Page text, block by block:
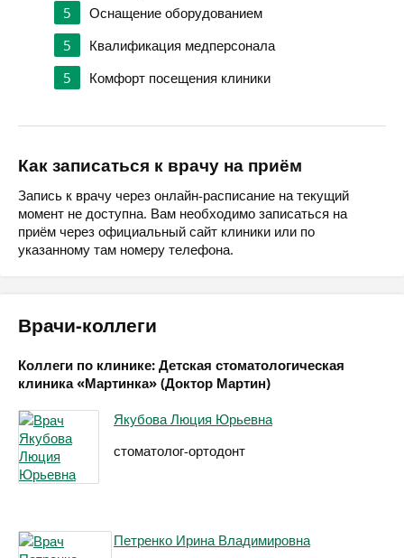
5
Оснащение оборудованием
5
Квалификация медперсонала
5
Комфорт посещения клиники
Как записаться к врачу на приём
Запись к врачу через онлайн-расписание на текущий
момент не доступна. Вам необходимо записаться на
приём через официальный сайт клиники или по
указанному там номеру телефона.
Врачи-коллеги
Коллеги по клинике: Детская стоматологическая
клиника «Мартинка» (Доктор Мартин)
Якубова Люция Юрьевна
стоматолог-ортодонт
Петренко Ирина Владимировна